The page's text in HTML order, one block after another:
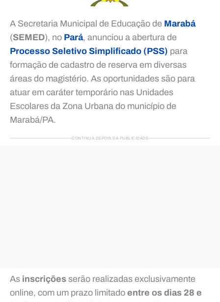
A Secretaria Municipal de Educação de Marabá
(SEMED), no Pará, anunciou a abertura de
Processo Seletivo Simplificado (PSS) para
formação de cadastro de reserva em diversas
áreas do magistério. As oportunidades são para
atuar em caráter temporário nas Unidades
Escolares da Zona Urbana do município de
Marabá/PA.
CONTINUA DEPOIS DA PUBLICIDADE
As inscrições serão realizadas exclusivamente
online, com um prazo limitado entre os dias 28 e